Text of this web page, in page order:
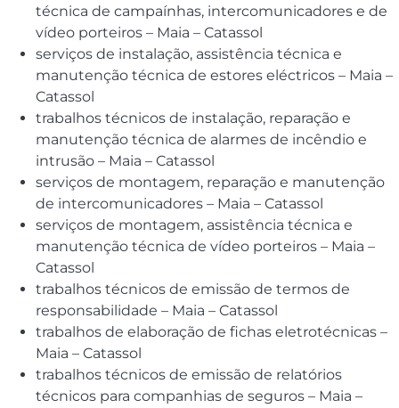
técnica de campaínhas, intercomunicadores e de
vídeo porteiros – Maia – Catassol
serviços de instalação, assistência técnica e
manutenção técnica de estores eléctricos – Maia –
Catassol
trabalhos técnicos de instalação, reparação e
manutenção técnica de alarmes de incêndio e
intrusão – Maia – Catassol
serviços de montagem, reparação e manutenção
de intercomunicadores – Maia – Catassol
serviços de montagem, assistência técnica e
manutenção técnica de vídeo porteiros – Maia –
Catassol
trabalhos técnicos de emissão de termos de
responsabilidade – Maia – Catassol
trabalhos de elaboração de fichas eletrotécnicas –
Maia – Catassol
trabalhos técnicos de emissão de relatórios
técnicos para companhias de seguros – Maia –